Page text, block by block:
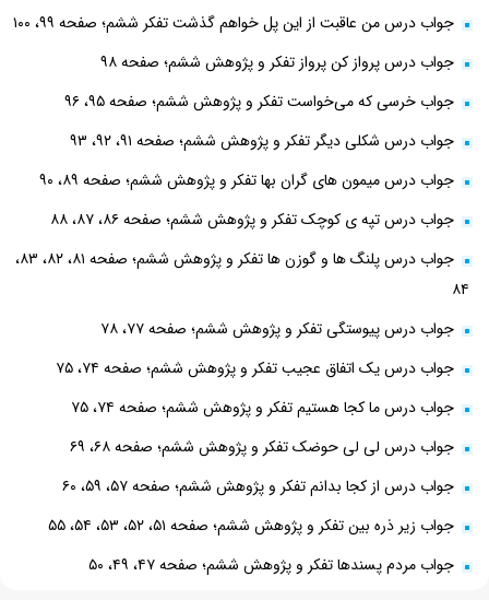
جواب درس من عاقبت از این پل خواهم گذشت تفکر ششم؛ صفحه ۹۹، ۱۰۰
جواب درس پرواز کن پرواز تفکر و پژوهش ششم؛ صفحه ۹۸
جواب خرسی که می‌خواست تفکر و پژوهش ششم؛ صفحه ۹۵، ۹۶
جواب درس شکلی دیگر تفکر و پژوهش ششم؛ صفحه ۹۱، ۹۲، ۹۳
جواب درس میمون های گران بها تفکر و پژوهش ششم؛ صفحه ۸۹، ۹۰
جواب درس تپه ی کوچک تفکر و پژوهش ششم؛ صفحه ۸۶، ۸۷، ۸۸
جواب درس پلنگ ها و گوزن ها تفکر و پژوهش ششم؛ صفحه ۸۱، ۸۲، ۸۳،
۸۴
جواب درس پیوستگی تفکر و پژوهش ششم؛ صفحه ۷۷، ۷۸
جواب درس یک اتفاق عجیب تفکر و پژوهش ششم؛ صفحه ۷۴، ۷۵
جواب درس ما کجا هستیم تفکر و پژوهش ششم؛ صفحه ۷۴، ۷۵
جواب درس لی لی حوضک تفکر و پژوهش ششم؛ صفحه ۶۸، ۶۹
جواب درس از کجا بدانم تفکر و پژوهش ششم؛ صفحه ۵۷، ۵۹، ۶۰
جواب زیر ذره بین تفکر و پژوهش ششم؛ صفحه ۵۱، ۵۲، ۵۳، ۵۴، ۵۵
جواب مردم پسندها تفکر و پژوهش ششم؛ صفحه ۴۷، ۴۹، ۵۰